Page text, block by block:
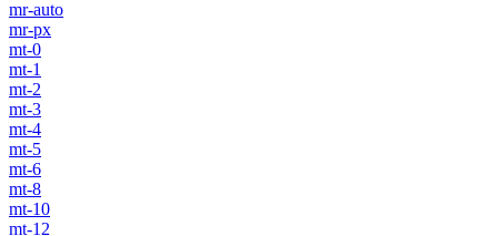
mr-auto
mr-px
mt-0
mt-1
mt-2
mt-3
mt-4
mt-5
mt-6
mt-8
mt-10
mt-12